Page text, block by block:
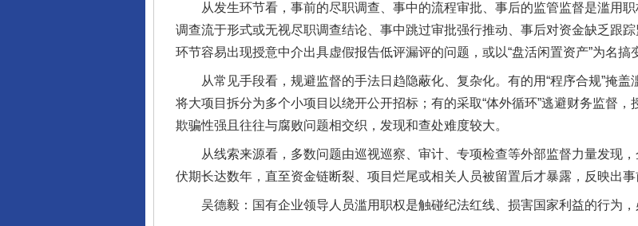
从发生环节看，事前的尽职调查、事中的流程审批、事后的监管监督是滥用职
调查流于形式或无视尽职调查结论、事中跳过审批强行推动、事后对资金缺乏跟
环节容易出现授意中介出具虚假报告低评漏评的问题，或以“盘活闲置资产”为名搞
从常见手段看，规避监督的手法日趋隐蔽化、复杂化。有的用“程序合规”掩盖
将大项目拆分为多个小项目以绕开公开招标；有的采取“体外循环”逃避财务监督，
欺骗性强且往往与腐败问题相交织，发现和查处难度较大。
从线索来源看，多数问题由巡视巡察、审计、专项检查等外部监督力量发现，
伏期长达数年，直至资金链断裂、项目烂尾或相关人员被留置后才暴露，反映出事
吴德毅：国有企业领导人员滥用职权是触碰纪法红线、损害国家利益的行为，